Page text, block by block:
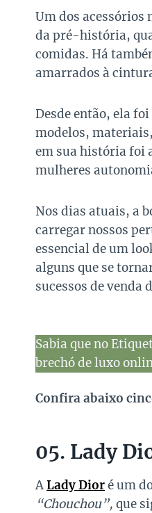
Um dos acessórios
da pré-história,
comidas. Há
amarrados à
Desde então, ela
modelos,
em sua história foi
mulheres
Nos dias atuais, a
carregar nossos
essencial de um
alguns que se
sucessos de venda
Sabia que no
brechó de luxo
Confira abaixo
05. Lady
ALady Dioré um
“Chouchou”, que